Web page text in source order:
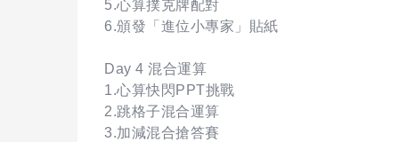
5.心算撲克牌配對
6.頒發「進位小專家」貼紙
Day 4 混合運算
1.心算快閃PPT挑戰
2.跳格子混合運算
3.加減混合搶答賽